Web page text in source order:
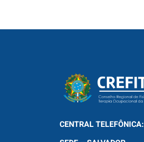
CENTRALTELEFÔNICA: